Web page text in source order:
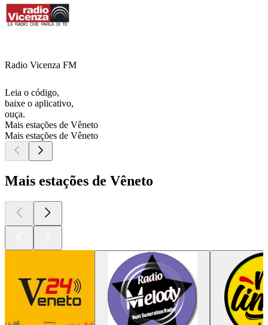
Radio Vicenza FM
Leia o código,
baixe o aplicativo,
ouça.
Mais estações de Vêneto
Mais estações de Vêneto
Mais estações de Vêneto